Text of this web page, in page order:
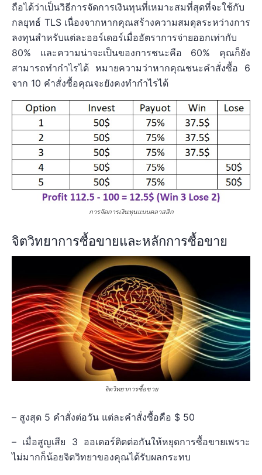
ถือได้ว่าเป็นวิธีการจัดการเงินทุนที่เหมาะสมที่สุดที่จะใช้กับ
กลยุทธ์ TLS เนื่องจากหากคุณสร้างความสมดุลระหว่างการ
ลงทุนสำหรับแต่ละออร์เดอร์เมื่ออัตราการจ่ายออกเท่ากับ
80% และความน่าจะเป็นของการชนะคือ 60% คุณก็ยัง
สามารถทำกำไรได้ หมายความว่าหากคุณชนะคำสั่งซื้อ 6
จาก 10 คำสั่งซื้อคุณจะยังคงทำกำไรได้
การจัดการเงินทุนแบบคลาสสิก
จิตวิทยาการซื้อขายและหลักการซื้อขาย
จิตวิทยาการซื้อขาย
– สูงสุด 5 คำสั่งต่อวัน แต่ละคำสั่งซื้อคือ $ 50
– เมื่อสูญเสีย 3 ออเดอร์ติดต่อกันให้หยุดการซื้อขายเพราะ
ไม่มากก็น้อยจิตวิทยาของคุณได้รับผลกระทบ